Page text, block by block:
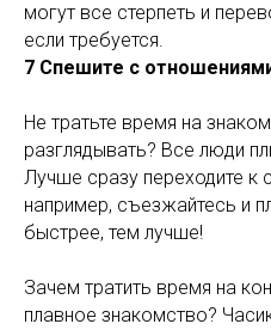
могут все стерпеть и
если требуется.
7 Спешите с
Не тратьте время на
разглядывать? Все люди
Лучше сразу переходите
например, съезжайтесь и
быстрее, тем лучше!
Зачем тратить время на
плавное знакомство?